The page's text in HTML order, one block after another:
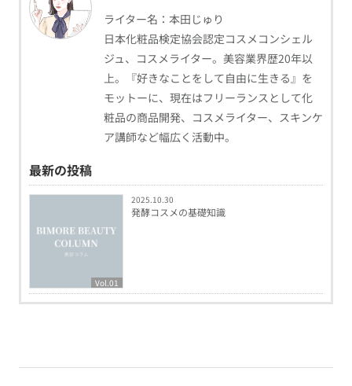
ライター名：本田じゅり
日本化粧品検定協会認定コスメコンシェル
ジュ、コスメライター。美容業界歴20年以
上。『好きなことをして自由に生きる』を
モットーに、現在はフリーランスとして化
粧品の商品開発、コスメライター、スキンケ
ア講師など幅広く活動中。
最新の投稿
Vol.01
2025.10.30
発酵コスメの基礎知識